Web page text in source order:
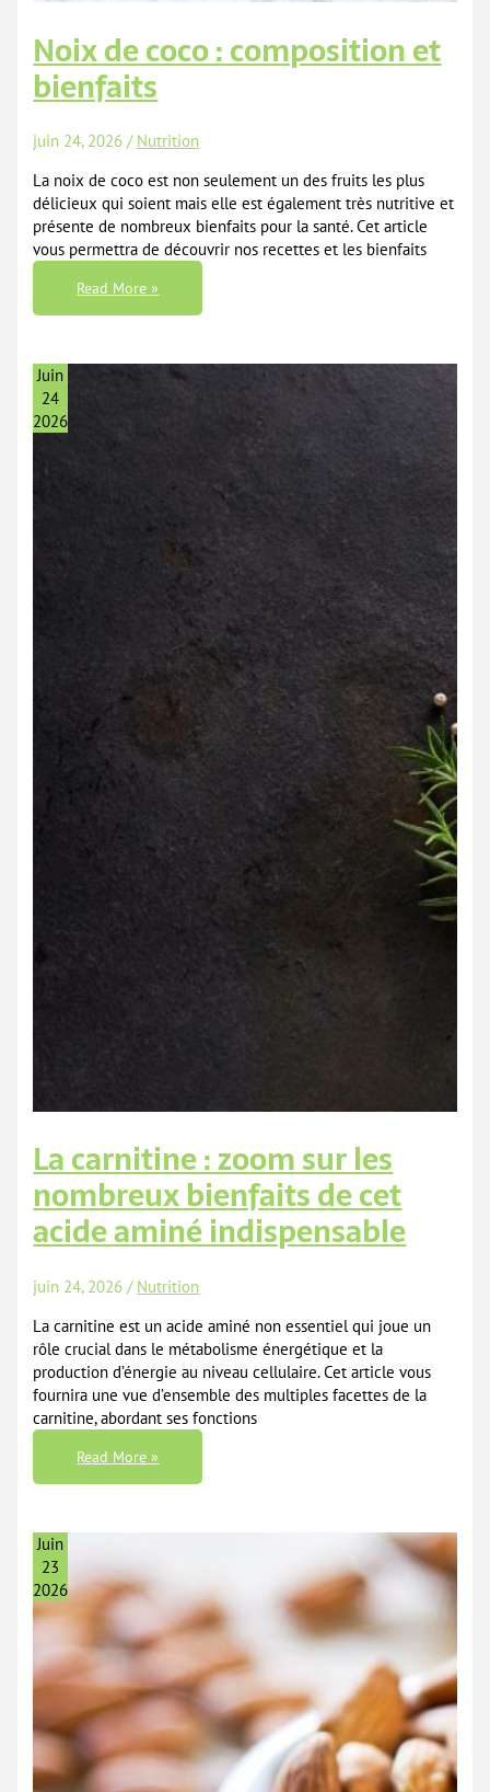
Noix de coco : composition et
bienfaits
juin 24, 2026/ Nutrition
La noix de coco est non seulement un des fruits les plus
délicieux qui soient mais elle est également très nutritive et
présente de nombreux bienfaits pour la santé. Cet article
vous permettra de découvrir nos recettes et les bienfaits
Noix
De
Bienfaits
Read More »
Juin
24
2026
La carnitine : zoom sur les
nombreux bienfaits de cet
acide aminé indispensable
juin 24, 2026/ Nutrition
La carnitine est un acide aminé non essentiel qui joue un
rôle crucial dans le métabolisme énergétique et la
production d’énergie au niveau cellulaire. Cet article vous
fournira une vue d’ensemble des multiples facettes de la
carnitine, abordant ses fonctions
La
Carnitine
Cet
Acide
Aminé
Indispensable
Read More »
Juin
23
2026